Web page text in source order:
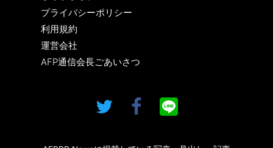
プライバシーポリシー
利用規約
運営会社
AFP通信会長ごあいさつ